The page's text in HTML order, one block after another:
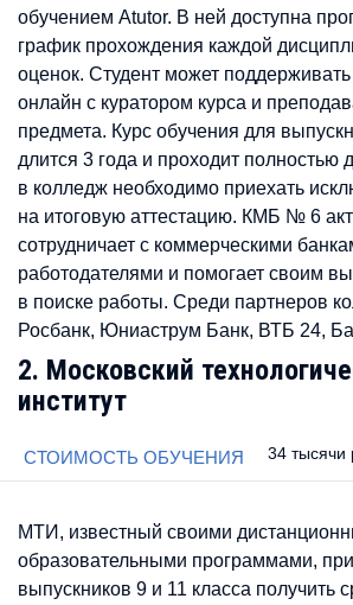
обучением Atutor. В ней доступна
график прохождения каждой
оценок. Студент может
онлайн с куратором курса и
предмета. Курс обучения для
длится 3 года и проходит полностью
в колледж необходимо приехать
на итоговую аттестацию. КМБ № 6
сотрудничает с коммерческими
работодателями и помогает своим
в поиске работы. Среди партнеров
Росбанк, Юниаструм Банк, ВТБ 24,
2. Московский
институт
СТОИМОСТЬ ОБУЧЕНИЯ 34 тысячи
МТИ, известный своими
образовательными программами,
выпускников 9 и 11 класса получить